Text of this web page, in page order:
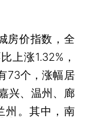
价指数，全
上涨1.32%，
73个，涨幅居
兴、温州、廊
州。其中，南